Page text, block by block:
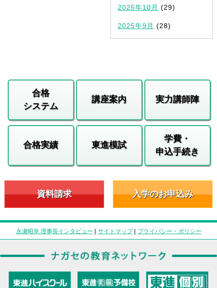
2025年10月 (29)
2025年9月 (28)
合格
システム
講座案内 実力講師陣
合格実績 東進模試
学費・
申込手続き
資料請求 入学のお申込み
永瀬昭幸 理事長インタビュー | サイトマップ| プライバシー・ポリシー